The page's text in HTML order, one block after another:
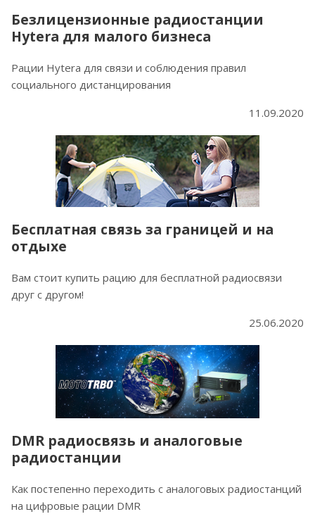
Безлицензионные радиостанции
Hytera для малого бизнеса
Рации Hytera для связи и соблюдения правил
социального дистанцирования
11.09.2020
Бесплатная связь за границей и на
отдыхе
Вам стоит купить рацию для бесплатной радиосвязи
друг с другом!
25.06.2020
DMR радиосвязь и аналоговые
радиостанции
Как постепенно переходить с аналоговых радиостанций
на цифровые рации DMR